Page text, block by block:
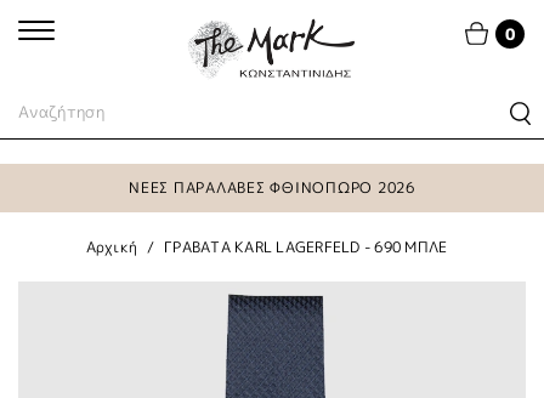
0
ΝΕΕΣ ΠΑΡΑΛΑΒΕΣ ΦΘΙΝΟΠΩΡΟ 2026
Αρχική ΓΡΑΒΑΤΑ KARL LAGERFELD - 690 ΜΠΛΕ